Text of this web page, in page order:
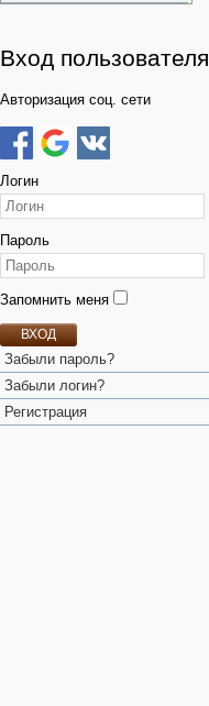
Вход пользователя
Авторизация соц. сети
Логин
Пароль
Запомнить меня
ВХОД
Забыли пароль?
Забыли логин?
Регистрация